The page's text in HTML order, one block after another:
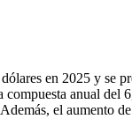
en 2025 y se
anual
el aumento